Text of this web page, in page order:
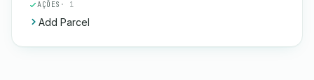
AÇÕES · 1
Add Parcel